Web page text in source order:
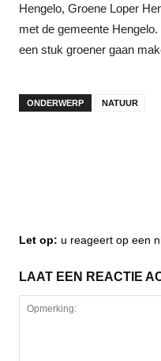
Hengelo, Groene Loper
met de gemeente
een stuk groener gaan
ONDERWERP NATUUR
Let op: u reageert op een
LAAT EEN REACTIE